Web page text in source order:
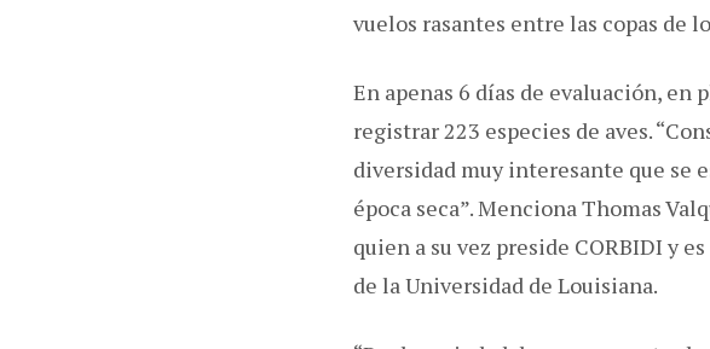
vuelos rasantes entre las copas de
En apenas 6 días de evaluación,
registrar 223 especies de aves.
diversidad muy interesante que se
época seca”. Menciona Thomas
quien a su vez preside CORBIDI y
de la Universidad de Louisiana.